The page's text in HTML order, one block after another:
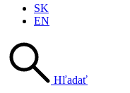
SK
EN
Hľadať